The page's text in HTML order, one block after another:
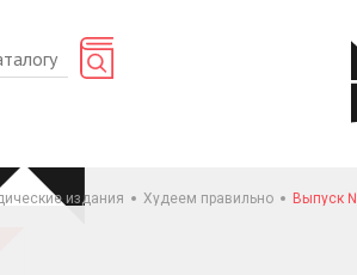
издания Худеем правильно Выпуск